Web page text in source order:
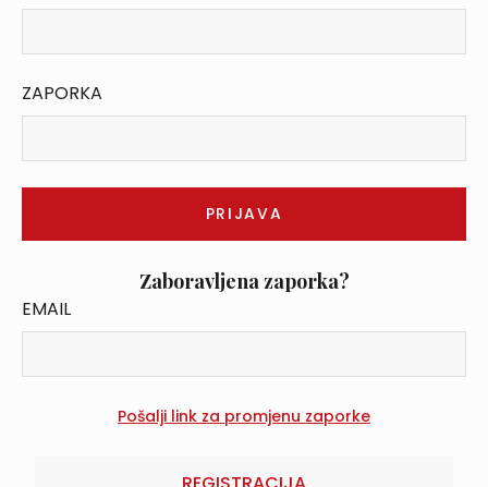
ZAPORKA
Zaboravljena zaporka?
EMAIL